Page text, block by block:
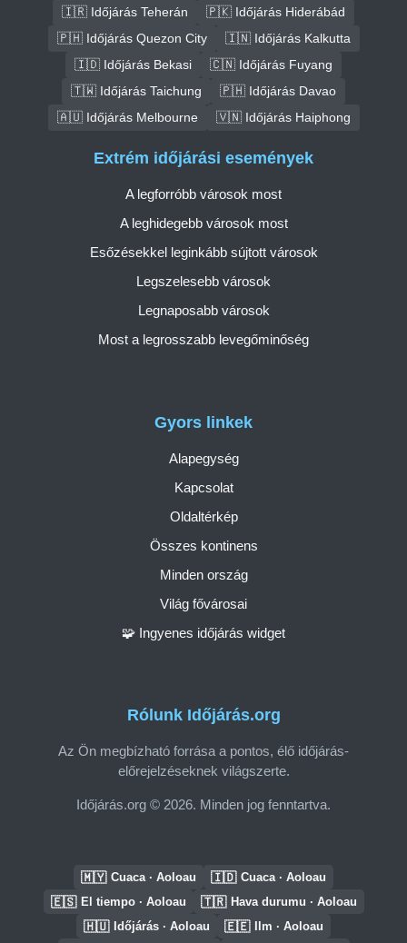
🇮🇷 Időjárás Teherán
🇵🇰 Időjárás Hiderábád
🇵🇭 Időjárás Quezon City
🇮🇳 Időjárás Kalkutta
🇮🇩 Időjárás Bekasi
🇨🇳 Időjárás Fuyang
🇹🇼 Időjárás Taichung
🇵🇭 Időjárás Davao
🇦🇺 Időjárás Melbourne
🇻🇳 Időjárás Haiphong
Rólunk Időjárás.org
Az Ön megbízható forrása a pontos, élő időjárás-
előrejelzéseknek világszerte.
Időjárás.org © 2026. Minden jog fenntartva.
Gyors linkek
Alapegység
Kapcsolat
Oldaltérkép
Összes kontinens
Minden ország
Világ fővárosai
🧩 Ingyenes időjárás widget
Extrém időjárási események
A legforróbb városok most
A leghidegebb városok most
Esőzésekkel leginkább sújtott városok
Legszelesebb városok
Legnaposabb városok
Most a legrosszabb levegőminőség
🇲🇾 Cuaca · Aoloau 🇮🇩 Cuaca · Aoloau
🇪🇸 El tiempo · Aoloau 🇹🇷 Hava durumu · Aoloau
🇭🇺 Időjárás · Aoloau 🇪🇪 Ilm · Aoloau